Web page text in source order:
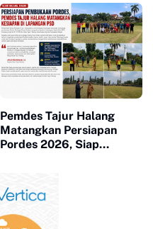
Pemdes Tajur Halang
Matangkan Persiapan
Pordes 2026, Siap